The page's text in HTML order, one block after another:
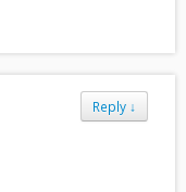
Reply ↓